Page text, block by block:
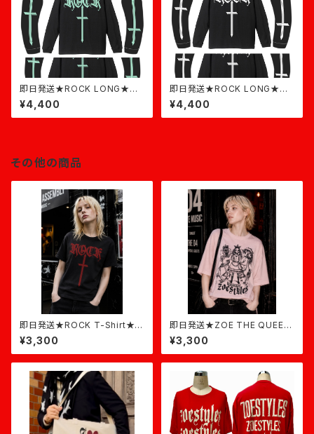
即日発送★ROCK LONG★黒
×ミント
¥4,400
即日発送★ROCK LONG★黒
×白
¥4,400
その他の商品
即日発送★ROCK T-Shirt★黒
×バーガンディ
¥3,300
即日発送★ZOE THE QUEEN
★ダスティピンク
¥3,300